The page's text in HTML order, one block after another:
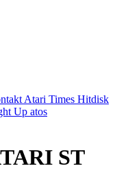
Atari Times Hitdisk
Up atos
ST